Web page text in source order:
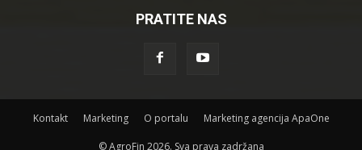
PRATITE NAS
Kontakt Marketing O portalu Marketing agencija ApaOne
© AgroFin 2026. Sva prava zadržana